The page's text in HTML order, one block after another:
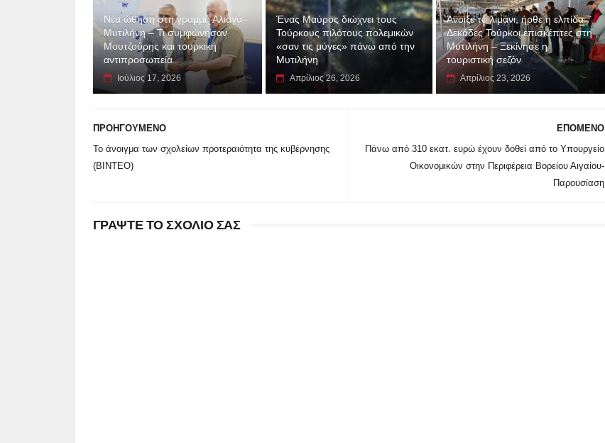
Νέα ώθηση στη γραμμή Αλιαγά–
Μυτιλήνη – Τι συμφώνησαν
Μουτζούρης και τουρκική
αντιπροσωπεία
Ιούλιος 17, 2026
Ένας Μαύρος διώχνει τους
Τούρκους πιλότους πολεμικών
«σαν τις μύγες» πάνω από την
Μυτιλήνη
Απρίλιος 26, 2026
Άνοιξε το λιμάνι, ήρθε η ελπίδα:
Δεκάδες Τούρκοι επισκέπτες στη
Μυτιλήνη – Ξεκίνησε η
τουριστική σεζόν
Απρίλιος 23, 2026
ΕΠΟΜΕΝΟ
Πάνω από 310 εκατ. ευρώ έχουν δοθεί από το Υπουργείο
Οικονομικών στην Περιφέρεια Βορείου Αιγαίου-
Παρουσίαση
ΠΡΟΗΓΟΥΜΕΝΟ
Το άνοιγμα των σχολείων προτεραιότητα της κυβέρνησης
(ΒΙΝΤΕΟ)
ΓΡΑΨΤΕ ΤΟ ΣΧΟΛΙΟ ΣΑΣ